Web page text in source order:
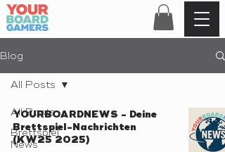
Blog
All Posts
Brettspiel
News
All Posts
YOURBOARDNEWS - Deine
Brettspiel-Nachrichten
(KW25 2025)